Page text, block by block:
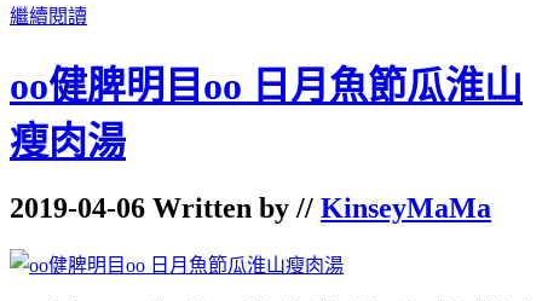
繼續閱讀
oo健脾明目oo 日月魚節瓜淮山
瘦肉湯
2019-04-06 Written by // KinseyMaMa